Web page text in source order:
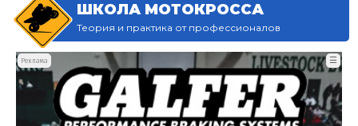
ШКОЛА МОТОКРОССА
Теория и практика от профессионалов
Реклама ☰